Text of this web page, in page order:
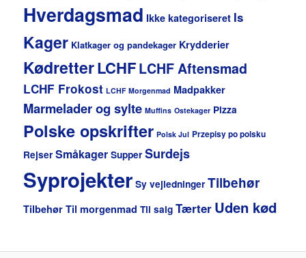
Hverdagsmad Ikke kategoriseret Is
Kager Klatkager og pandekager Krydderier
KødretterLCHFLCHF Aftensmad
LCHF Frokost LCHF Morgenmad Madpakker
Marmelader og sylte Muffins Ostekager Pizza
Polske opskrifter Polsk Jul Przepisy po polsku
Rejser Småkager Supper Surdejs
Syprojekter Sy vejledninger Tilbehør
Tilbehør Til morgenmad Til salg Tærter Uden kød